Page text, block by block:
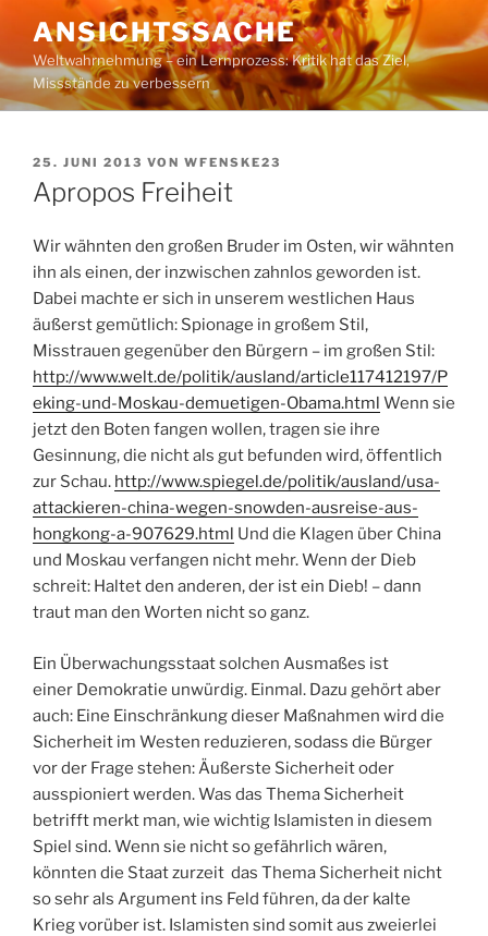
Inhalt
springen
ANSICHTSSACHE
Weltwahrnehmung – ein Lernprozess: Kritik hat das Ziel,
Missstände zu verbessern
VERÖFFENTLICHT
AM
25. JUNI 2013 VON WFENSKE23
Apropos Freiheit
Wir wähnten den großen Bruder im Osten, wir wähnten
ihn als einen, der inzwischen zahnlos geworden ist.
Dabei machte er sich in unserem westlichen Haus
äußerst gemütlich: Spionage in großem Stil,
Misstrauen gegenüber den Bürgern – im großen Stil:
http://www.welt.de/politik/ausland/article117412197/P
eking-und-Moskau-demuetigen-Obama.html Wenn sie
jetzt den Boten fangen wollen, tragen sie ihre
Gesinnung, die nicht als gut befunden wird, öffentlich
zur Schau. http://www.spiegel.de/politik/ausland/usa-
attackieren-china-wegen-snowden-ausreise-aus-
hongkong-a-907629.html Und die Klagen über China
und Moskau verfangen nicht mehr. Wenn der Dieb
schreit: Haltet den anderen, der ist ein Dieb! – dann
traut man den Worten nicht so ganz.
Ein Überwachungsstaat solchen Ausmaßes ist
einer Demokratie unwürdig. Einmal. Dazu gehört aber
auch: Eine Einschränkung dieser Maßnahmen wird die
Sicherheit im Westen reduzieren, sodass die Bürger
vor der Frage stehen: Äußerste Sicherheit oder
ausspioniert werden. Was das Thema Sicherheit
betrifft merkt man, wie wichtig Islamisten in diesem
Spiel sind. Wenn sie nicht so gefährlich wären,
könnten die Staat zurzeit das Thema Sicherheit nicht
so sehr als Argument ins Feld führen, da der kalte
Krieg vorüber ist. Islamisten sind somit aus zweierlei